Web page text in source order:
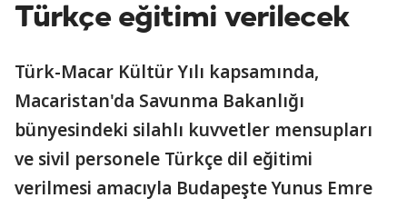
Türkçe eğitimi verilecek
Türk-Macar Kültür Yılı kapsamında,
Macaristan'da Savunma Bakanlığı
bünyesindeki silahlı kuvvetler mensupları
ve sivil personele Türkçe dil eğitimi
verilmesi amacıyla Budapeşte Yunus Emre